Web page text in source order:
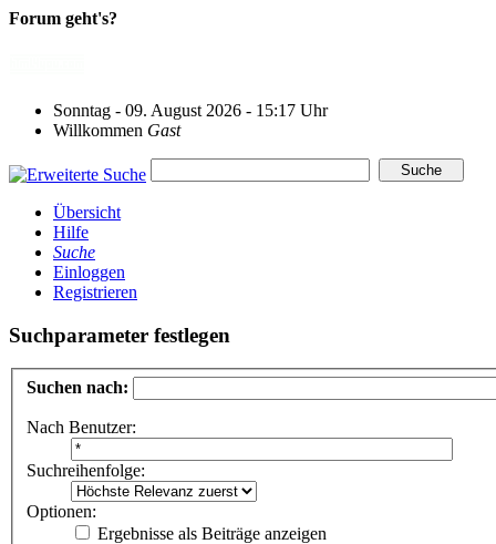
Forum geht's?
Sonntag - 09. August 2026 - 15:17 Uhr
Willkommen Gast
Übersicht
Hilfe
Suche
Einloggen
Registrieren
Suchparameter festlegen
Suchen nach:
Nach Benutzer:
Suchreihenfolge:
Optionen:
Ergebnisse als Beiträge anzeigen